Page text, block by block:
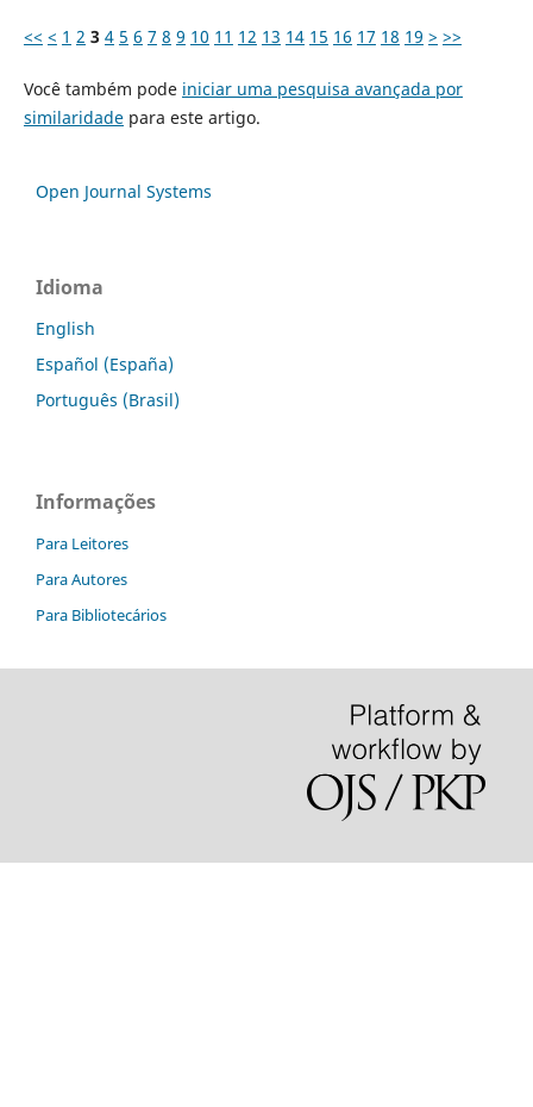
<< < 1 2 3 4 5 6 7 8 9 10 11 12 13 14 15 16 17 18 19 > >>
Você também pode iniciar uma pesquisa avançada por
similaridadepara este artigo.
Open Journal Systems
Idioma
English
Español (España)
Português (Brasil)
Informações
Para Leitores
Para Autores
Para Bibliotecários